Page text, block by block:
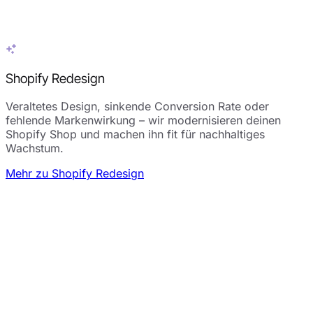
Shopify Redesign
Veraltetes Design, sinkende Conversion Rate oder
fehlende Markenwirkung – wir modernisieren deinen
Shopify Shop und machen ihn fit für nachhaltiges
Wachstum.
Mehr zu Shopify Redesign